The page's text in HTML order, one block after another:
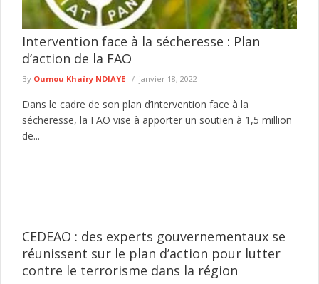
Intervention face à la sécheresse : Plan
d’action de la FAO
By Oumou Khaïry NDIAYE janvier 18, 2022
Dans le cadre de son plan d’intervention face à la
sécheresse, la FAO vise à apporter un soutien à 1,5 million
de...
CEDEAO : des experts gouvernementaux se
réunissent sur le plan d’action pour lutter
contre le terrorisme dans la région